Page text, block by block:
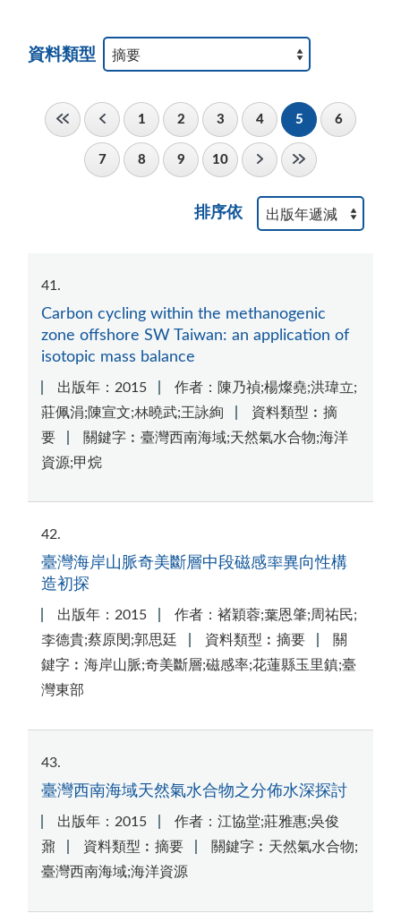
資料類型
1 2 3 4 5 6
7 8 9 10
排序依
41
Carbon cycling within the methanogenic
zone offshore SW Taiwan: an application of
isotopic mass balance
出版年：2015
作者：陳乃禎;楊燦堯;洪瑋立;
莊佩涓;陳宣文;林曉武;王詠絢
資料類型︰摘
要
關鍵字︰臺灣西南海域;天然氣水合物;海洋
資源;甲烷
42
臺灣海岸山脈奇美斷層中段磁感率異向性構
造初探
出版年：2015
作者：褚穎蓉;葉恩肇;周祐民;
李德貴;蔡原閔;郭思廷
資料類型︰摘要
關
鍵字︰海岸山脈;奇美斷層;磁感率;花蓮縣玉里鎮;臺
灣東部
43
臺灣西南海域天然氣水合物之分佈水深探討
出版年：2015
作者：江協堂;莊雅惠;吳俊
鼐
資料類型︰摘要
關鍵字︰天然氣水合物;
臺灣西南海域;海洋資源